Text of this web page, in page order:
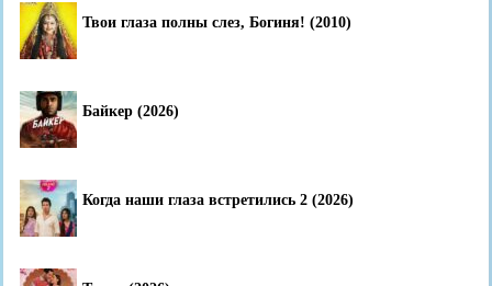
Твои глаза полны слез, Богиня! (2010)
Байкер (2026)
Когда наши глаза встретились 2 (2026)